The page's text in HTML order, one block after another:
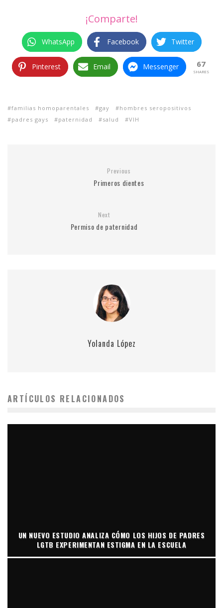
¡Comparte!
WhatsApp Facebook Twitter
Pinterest Email Messenger 67
SHARES
familias homoparentales gay
hombres seropositivos
padres gays
paternidad salud VIH
Previous
Primeros dientes
Next
Permiso de paternidad
Yolanda López
ARTÍCULOS RELACIONADOS
UN NUEVO ESTUDIO ANALIZA CÓMO LOS HIJOS DE PADRES
LGTB EXPERIMENTAN ESTIGMA EN LA ESCUELA